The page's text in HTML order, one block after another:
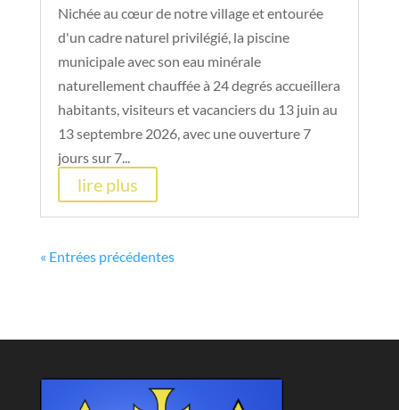
Nichée au cœur de notre village et entourée
d'un cadre naturel privilégié, la piscine
municipale avec son eau minérale
naturellement chauffée à 24 degrés accueillera
habitants, visiteurs et vacanciers du 13 juin au
13 septembre 2026, avec une ouverture 7
jours sur 7...
lire plus
« Entrées précédentes